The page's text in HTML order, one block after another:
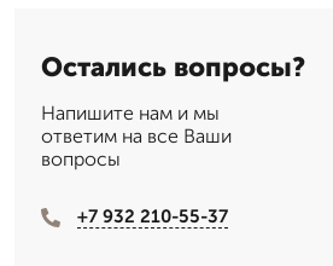
Остались вопросы?
Напишите нам и мы
ответим на все Ваши
вопросы
+7 932 210-55-37